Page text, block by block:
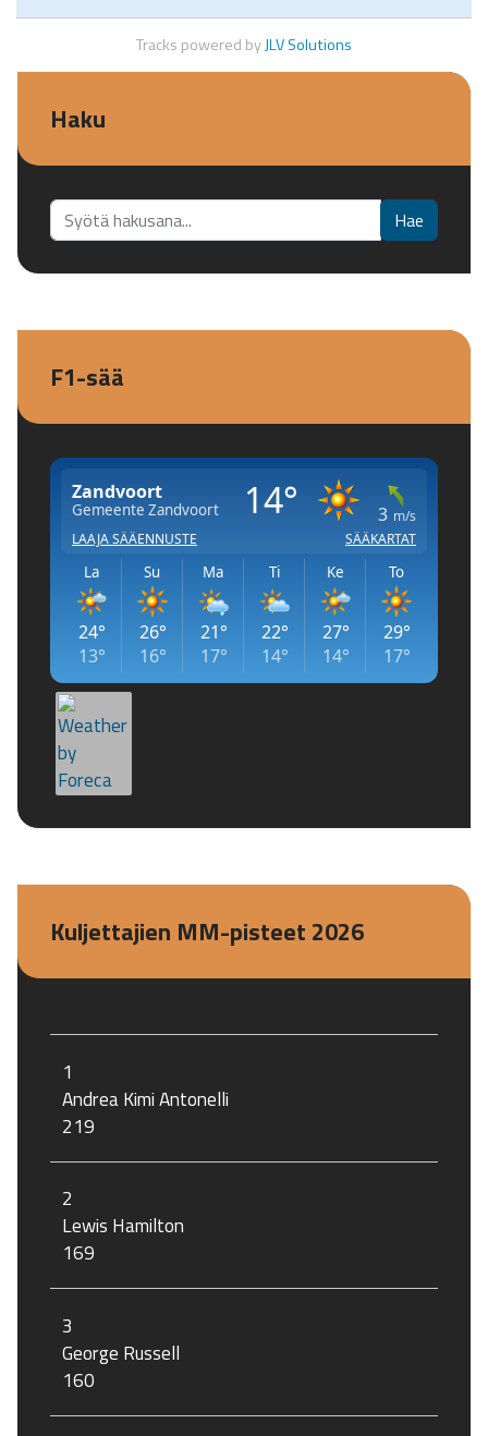
Tracks powered byJLV Solutions
Haku
Etsi... Hae
F1-sää
Kuljettajien MM-pisteet 2026
1
Andrea Kimi Antonelli
219
2
Lewis Hamilton
169
3
George Russell
160